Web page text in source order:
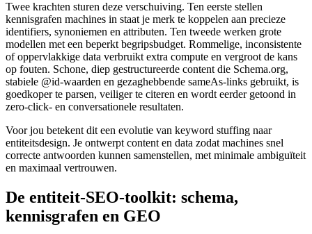
Twee krachten sturen deze verschuiving. Ten eerste stellen
kennisgrafen machines in staat je merk te koppelen aan precieze
identifiers, synoniemen en attributen. Ten tweede werken grote
modellen met een beperkt begripsbudget. Rommelige, inconsistente
of oppervlakkige data verbruikt extra compute en vergroot de kans
op fouten. Schone, diep gestructureerde content die Schema.org,
stabiele @id-waarden en gezaghebbende sameAs-links gebruikt, is
goedkoper te parsen, veiliger te citeren en wordt eerder getoond in
zero-click- en conversationele resultaten.
Voor jou betekent dit een evolutie van keyword stuffing naar
entiteitsdesign. Je ontwerpt content en data zodat machines snel
correcte antwoorden kunnen samenstellen, met minimale ambiguïteit
en maximaal vertrouwen.
De entiteit-SEO-toolkit: schema,
kennisgrafen en GEO